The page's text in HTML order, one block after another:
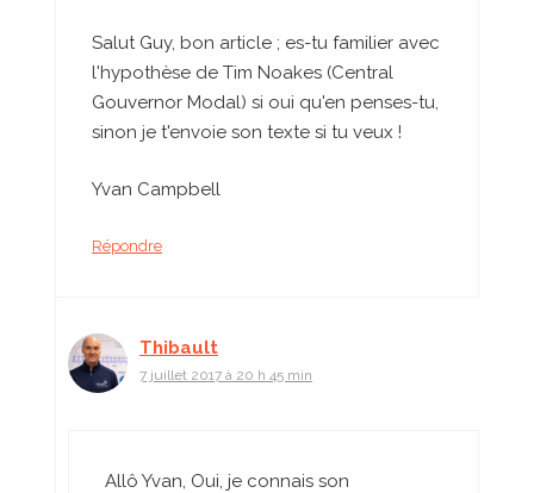
Salut Guy, bon article ; es-tu familier avec
l'hypothèse de Tim Noakes (Central
Gouvernor Modal) si oui qu'en penses-tu,
sinon je t'envoie son texte si tu veux !
Yvan Campbell
Répondre
Thibault
7 juillet 2017 à 20 h 45 min
Allô Yvan, Oui, je connais son